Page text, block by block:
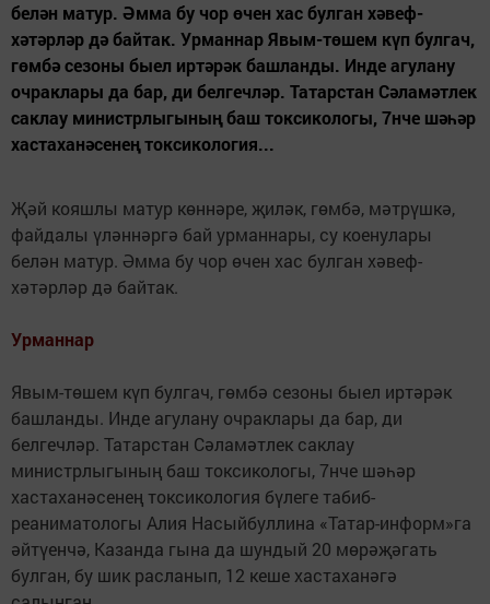
белән матур. Әмма бу чор өчен хас булган хәвеф-
хәтәрләр дә байтак. Урманнар Явым-төшем күп булгач,
гөмбә сезоны быел иртәрәк башланды. Инде агулану
очраклары да бар, ди белгечләр. Татарстан Сәламәтлек
саклау министрлыгының баш токсикологы, 7нче шәһәр
хастаханәсенең токсикология...
Җәй кояшлы матур көннәре, җиләк, гөмбә, мәтрүшкә,
файдалы үләннәргә бай урманнары, су коенулары
белән матур. Әмма бу чор өчен хас булган хәвеф-
хәтәрләр дә байтак.
Урманнар
Явым-төшем күп булгач, гөмбә сезоны быел иртәрәк
башланды. Инде агулану очраклары да бар, ди
белгечләр. Татарстан Сәламәтлек саклау
министрлыгының баш токсикологы, 7нче шәһәр
хастаханәсенең токсикология бүлеге табиб-
реаниматологы Алия Насыйбуллина «Татар-информ»га
әйтүенчә, Казанда гына да шундый 20 мөрәҗәгать
булган, бу шик расланып, 12 кеше хастаханәгә